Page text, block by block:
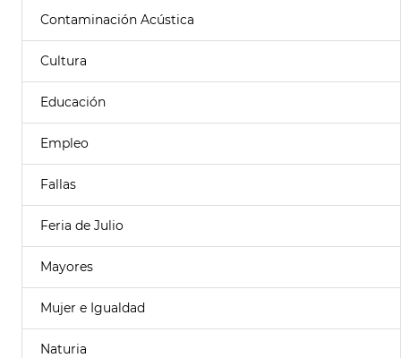
Contaminación Acústica
Cultura
Educación
Empleo
Fallas
Feria de Julio
Mayores
Mujer e Igualdad
Naturia